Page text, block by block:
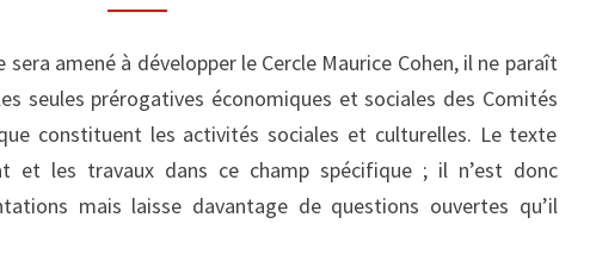
À
UN
CARREFOUR
DE
LEUR
EXISTENCE
amené à développer le Cercle Maurice Cohen, il ne paraît
seules prérogatives économiques et sociales des Comités
constituent les activités sociales et culturelles. Le texte
et les travaux dans ce champ spécifique ; il n’est donc
mais laisse davantage de questions ouvertes qu’il